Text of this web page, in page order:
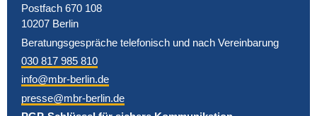
Postfach 670 108
10207 Berlin
Beratungsgespräche telefonisch und nach Vereinbarung
030 817 985 810
info@mbr-berlin.de
presse@mbr-berlin.de